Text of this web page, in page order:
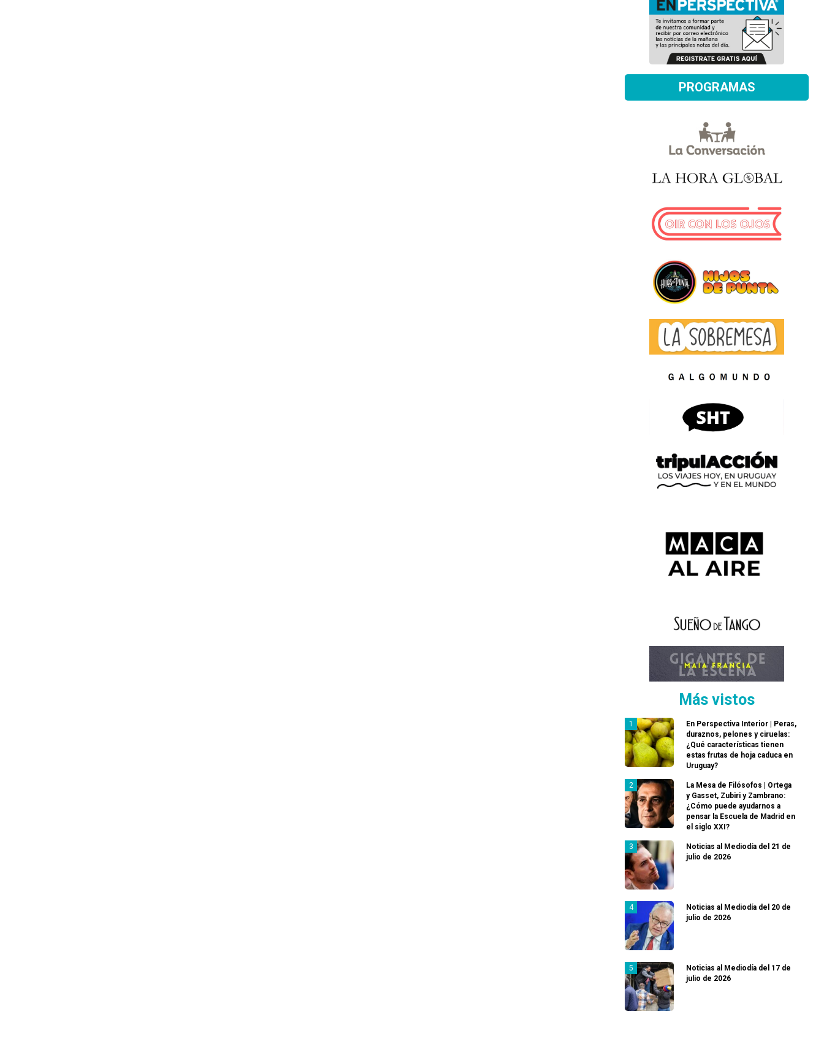
PROGRAMAS
Más vistos
En Perspectiva Interior | Peras,
duraznos, pelones y ciruelas:
¿Qué características tienen
estas frutas de hoja caduca en
Uruguay?
La Mesa de Filósofos | Ortega
y Gasset, Zubiri y Zambrano:
¿Cómo puede ayudarnos a
pensar la Escuela de Madrid en
el siglo XXI?
Noticias al Mediodía del 21 de
julio de 2026
Noticias al Mediodía del 20 de
julio de 2026
Noticias al Mediodía del 17 de
julio de 2026